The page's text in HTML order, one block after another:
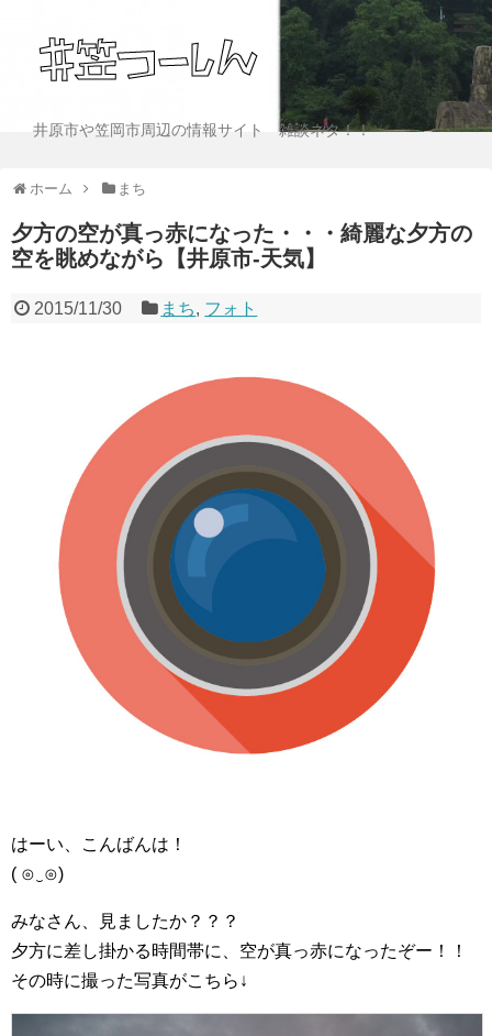
井原市や笠岡市周辺の情報サイト 雑談ネタ！！
ホーム まち
夕方の空が真っ赤になった・・・綺麗な夕方の
空を眺めながら【井原市-天気】
2015/11/30 まち, フォト
はーい、こんばんは！
( ⊙‿⊙)
みなさん、見ましたか？？？
夕方に差し掛かる時間帯に、空が真っ赤になったぞー！！
その時に撮った写真がこちら↓